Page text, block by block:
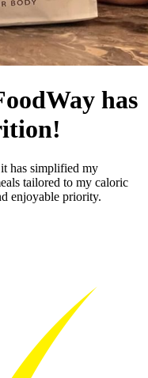
has
has simplified my
tailored to my caloric
enjoyable priority.